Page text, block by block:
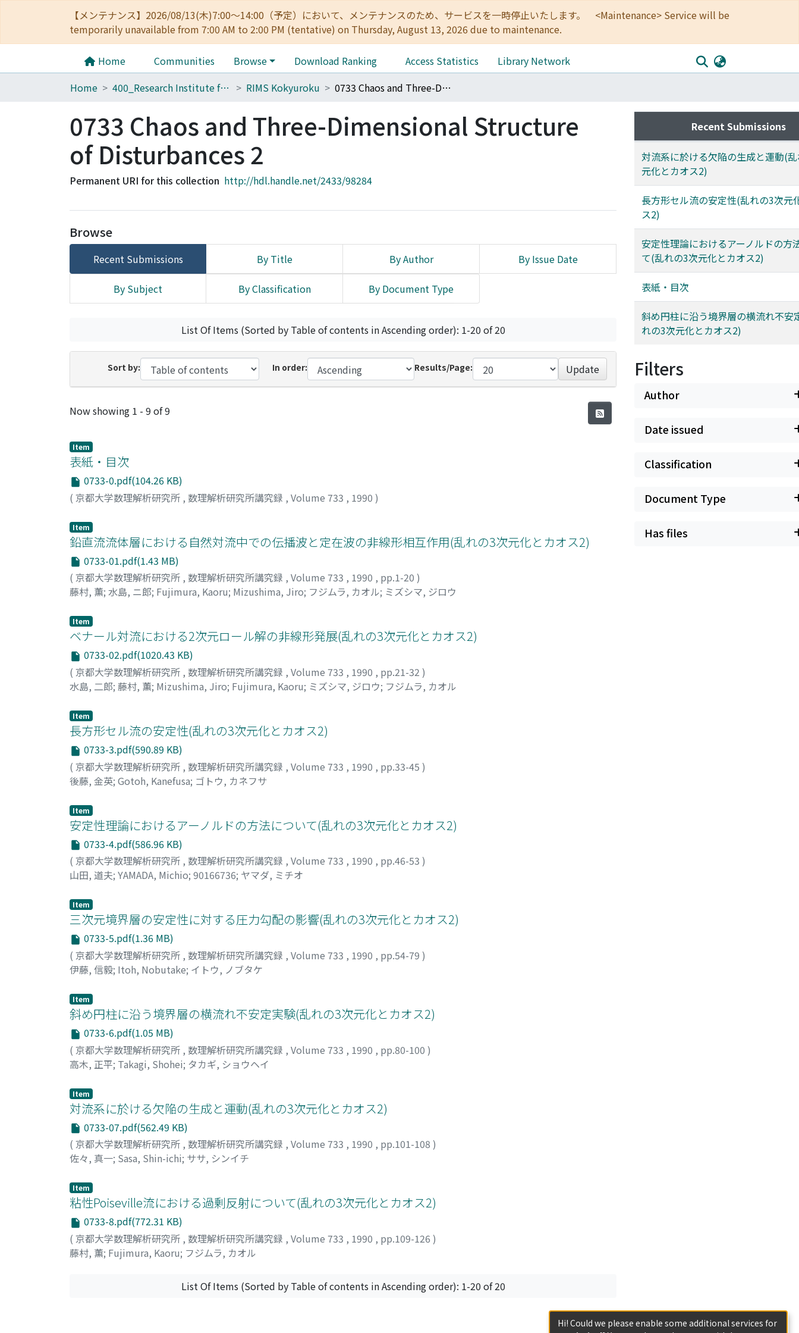
【メンテナンス】2026/08/13(木)7:00～14:00（予定）において、メンテナンスのため、サービスを一時停止いたします。 <Maintenance> Service will be
temporarily unavailable from 7:00 AM to 2:00 PM (tentative) on Thursday, August 13, 2026 due to maintenance.
Home Communities Browse Download Ranking Access Statistics
Library Network
Home
400_Research Institute for Mathematical Sciences RIMS Kokyuroku 0733 Chaos and Three-Dimensional Structure of Disturbances 2
0733 Chaos and Three-Dimensional Structure
of Disturbances 2
Permanent URI for this collection http://hdl.handle.net/2433/98284
Browse
Recent Submissions By Title By Author By Issue Date
By Subject By Classification By Document Type
List Of Items (Sorted by Table of contents in Ascending order): 1-20 of 20
Sort by: In order: Results/Page: Update
Recent Submissions
Now showing 1 - 9 of 9
Item
表紙・目次
0733-0.pdf(104.26 KB)
( 京都大学数理解析研究所 , 数理解析研究所講究録 , Volume 733 , 1990 )
Item
鉛直流流体層における自然対流中での伝播波と定在波の非線形相互作用(乱れの3次元化とカオス2)
0733-01.pdf(1.43 MB)
( 京都大学数理解析研究所 , 数理解析研究所講究録 , Volume 733 , 1990 , pp.1-20 )
藤村, 薫; 水島, ニ郎; Fujimura, Kaoru; Mizushima, Jiro; フジムラ, カオル; ミズシマ, ジロウ
Item
ベナール対流における2次元ロール解の非線形発展(乱れの3次元化とカオス2)
0733-02.pdf(1020.43 KB)
( 京都大学数理解析研究所 , 数理解析研究所講究録 , Volume 733 , 1990 , pp.21-32 )
水島, 二郎; 藤村, 薫; Mizushima, Jiro; Fujimura, Kaoru; ミズシマ, ジロウ; フジムラ, カオル
Item
長方形セル流の安定性(乱れの3次元化とカオス2)
0733-3.pdf(590.89 KB)
( 京都大学数理解析研究所 , 数理解析研究所講究録 , Volume 733 , 1990 , pp.33-45 )
後藤, 金英; Gotoh, Kanefusa; ゴトウ, カネフサ
Item
安定性理論におけるアーノルドの方法について(乱れの3次元化とカオス2)
0733-4.pdf(586.96 KB)
( 京都大学数理解析研究所 , 数理解析研究所講究録 , Volume 733 , 1990 , pp.46-53 )
山田, 道夫; YAMADA, Michio; 90166736; ヤマダ, ミチオ
Item
三次元境界層の安定性に対する圧力勾配の影響(乱れの3次元化とカオス2)
0733-5.pdf(1.36 MB)
( 京都大学数理解析研究所 , 数理解析研究所講究録 , Volume 733 , 1990 , pp.54-79 )
伊藤, 信毅; Itoh, Nobutake; イトウ, ノブタケ
Item
斜め円柱に沿う境界層の横流れ不安定実験(乱れの3次元化とカオス2)
0733-6.pdf(1.05 MB)
( 京都大学数理解析研究所 , 数理解析研究所講究録 , Volume 733 , 1990 , pp.80-100 )
高木, 正平; Takagi, Shohei; タカギ, ショウヘイ
Item
対流系に於ける欠陥の生成と運動(乱れの3次元化とカオス2)
0733-07.pdf(562.49 KB)
( 京都大学数理解析研究所 , 数理解析研究所講究録 , Volume 733 , 1990 , pp.101-108 )
佐々, 真一; Sasa, Shin-ichi; ササ, シンイチ
Item
粘性Poiseville流における過剰反射について(乱れの3次元化とカオス2)
0733-8.pdf(772.31 KB)
( 京都大学数理解析研究所 , 数理解析研究所講究録 , Volume 733 , 1990 , pp.109-126 )
藤村, 薫; Fujimura, Kaoru; フジムラ, カオル
List Of Items (Sorted by Table of contents in Ascending order): 1-20 of 20
Recent Submissions
対流系に於ける欠陥の生成と運動(
元化とカオス2)
長方形セル流の安定性(乱れの3次元
ス2)
安定性理論におけるアーノルドの方
て(乱れの3次元化とカオス2)
表紙・目次
斜め円柱に沿う境界層の横流れ不安
れの3次元化とカオス2)
Filters
Author
Date issued
Classification
Document Type
Has files
Hi! Could we please enable some additional services for